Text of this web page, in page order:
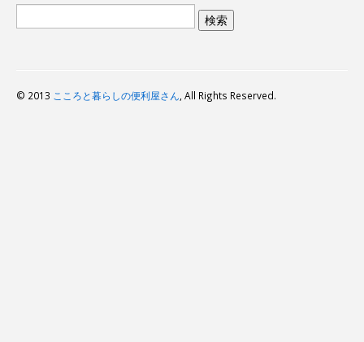
© 2013 こころと暮らしの便利屋さん , All Rights Reserved.